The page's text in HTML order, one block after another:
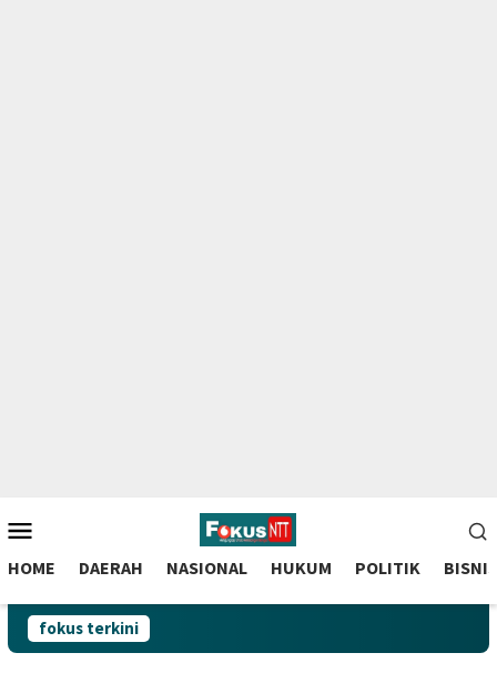
to
contentMobile
HOME DAERAH NASIONAL HUKUM POLITIK BISNIS
fokus terkini